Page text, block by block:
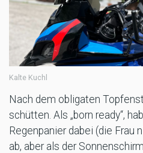
Kalte Kuchl
Nach dem obligaten
schütten. Als „born ready“,
Regenpanier dabei (die Frau
ab, aber als der